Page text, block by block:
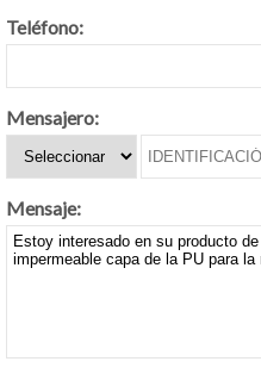
Teléfono:
Mensajero:
Mensaje: